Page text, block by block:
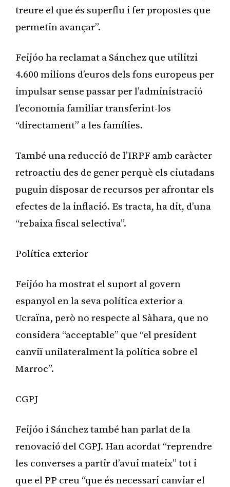
treure el que és superflu i fer propostes que
permetin avançar”.
Feijóo ha reclamat a Sánchez que utilitzi
4.600 milions d’euros dels fons europeus per
impulsar sense passar per l’administració
l’economia familiar transferint-los
“directament” a les famílies.
També una reducció de l’IRPF amb caràcter
retroactiu des de gener perquè els ciutadans
puguin disposar de recursos per afrontar els
efectes de la inflació. Es tracta, ha dit, d’una
“rebaixa fiscal selectiva”.
Política exterior
Feijóo ha mostrat el suport al govern
espanyol en la seva política exterior a
Ucraïna, però no respecte al Sàhara, que no
considera “acceptable” que “el president
canviï unilateralment la política sobre el
Marroc”.
CGPJ
Feijóo i Sánchez també han parlat de la
renovació del CGPJ. Han acordat “reprendre
les converses a partir d’avui mateix” tot i
que el PP creu “que és necessari canviar el